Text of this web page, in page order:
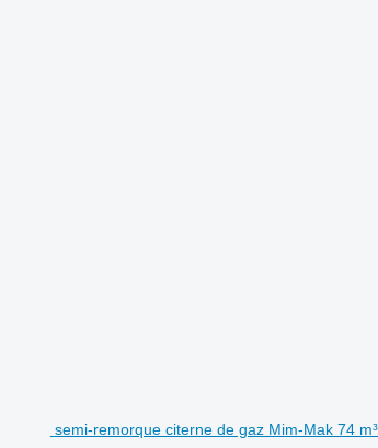
semi-remorque citerne de gaz Mim-Mak 74